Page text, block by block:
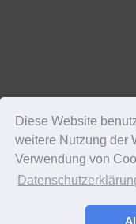
Diese Website
weitere Nutzung der
Verwendung von